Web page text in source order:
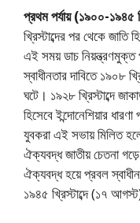
প্রথম পর্যায় (১৯০০-১৯৪৫
খ্রিস্টাব্দের পর থেকে জাতি
এই সময় ডাচ নিয়ন্ত্রণমুক্ত
স্বাধীনতার দাবিতে ১৯০৮
ঘটে। ১৯২৮ খ্রিস্টাব্দে
হিসেবে ইন্দোনেশিয়ার
যুবকরা এই সভায় মিলিত
ঐক্যবদ্ধ জাতীয় চেতনা গড়ে
ঐক্যবদ্ধ হয়ে প্রবল
১৯৪৫ খ্রিস্টাব্দে (১৭